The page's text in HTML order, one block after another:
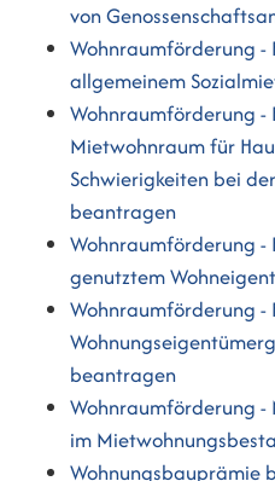
von
Wohnraumförderung -
allgemeinem
Wohnraumförderung -
Mietwohnraum für
Schwierigkeiten bei
beantragen
Wohnraumförderung -
genutztem
Wohnraumförderung -
beantragen
Wohnraumförderung
im
Wohnungsbauprämie